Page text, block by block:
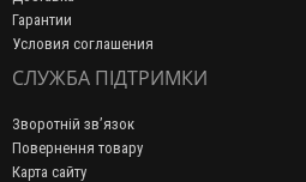
Гарантии
Условия соглашения
СЛУЖБА ПІДТРИМКИ
Зворотній зв’язок
Повернення товару
Карта сайту